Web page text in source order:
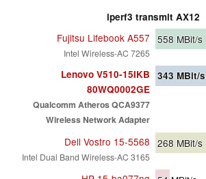
iperf3 transmit AX12
Fujitsu Lifebook A557
Intel Wireless-AC 7265
558 MBit/s
Lenovo V510-15IKB
80WQ0002GE
Qualcomm Atheros QCA9377
Wireless Network Adapter
343 MBit/s
Dell Vostro 15-5568
Intel Dual Band Wireless-AC 3165
268 MBit/s